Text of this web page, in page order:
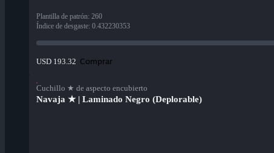
Plantilla de patrón: 260
Índice de desgaste: 0.432230353
USD 193.32 Comprar
Cuchillo ★ de aspecto encubierto
Navaja ★ | Laminado Negro (Deplorable)